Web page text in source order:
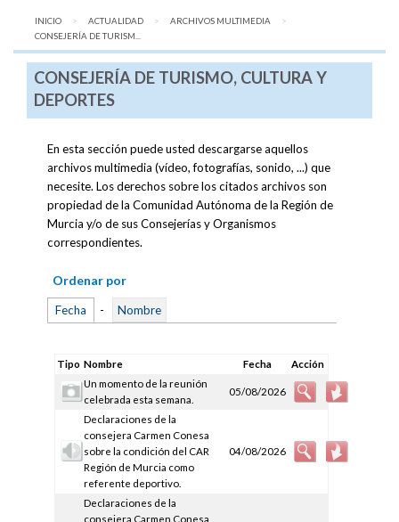
INICIO ACTUALIDAD
ARCHIVOS MULTIMEDIA
AQUÍ:
CONSEJERÍA DE TURISM...
CONSEJERÍA DE TURISMO, CULTURA Y
DEPORTES
En esta sección puede usted descargarse aquellos
archivos multimedia (vídeo, fotografías, sonido, ...) que
necesite. Los derechos sobre los citados archivos son
propiedad de la Comunidad Autónoma de la Región de
Murcia y/o de sus Consejerías y Organismos
correspondientes.
Ordenar por
Fecha - Nombre
Tipo Nombre Fecha
Acción
Un momento de la reunión
celebrada esta semana.
05/08/2026
Declaraciones de la
consejera Carmen Conesa
sobre la condición del CAR
Región de Murcia como
referente deportivo.
04/08/2026
Declaraciones de la
consejera Carmen Conesa